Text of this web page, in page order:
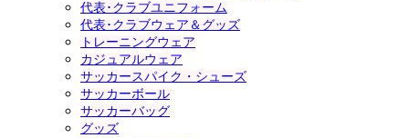
代表･クラブユニフォーム
代表･クラブウェア＆グッズ
トレーニングウェア
カジュアルウェア
サッカースパイク・シューズ
サッカーボール
サッカーバッグ
グッズ